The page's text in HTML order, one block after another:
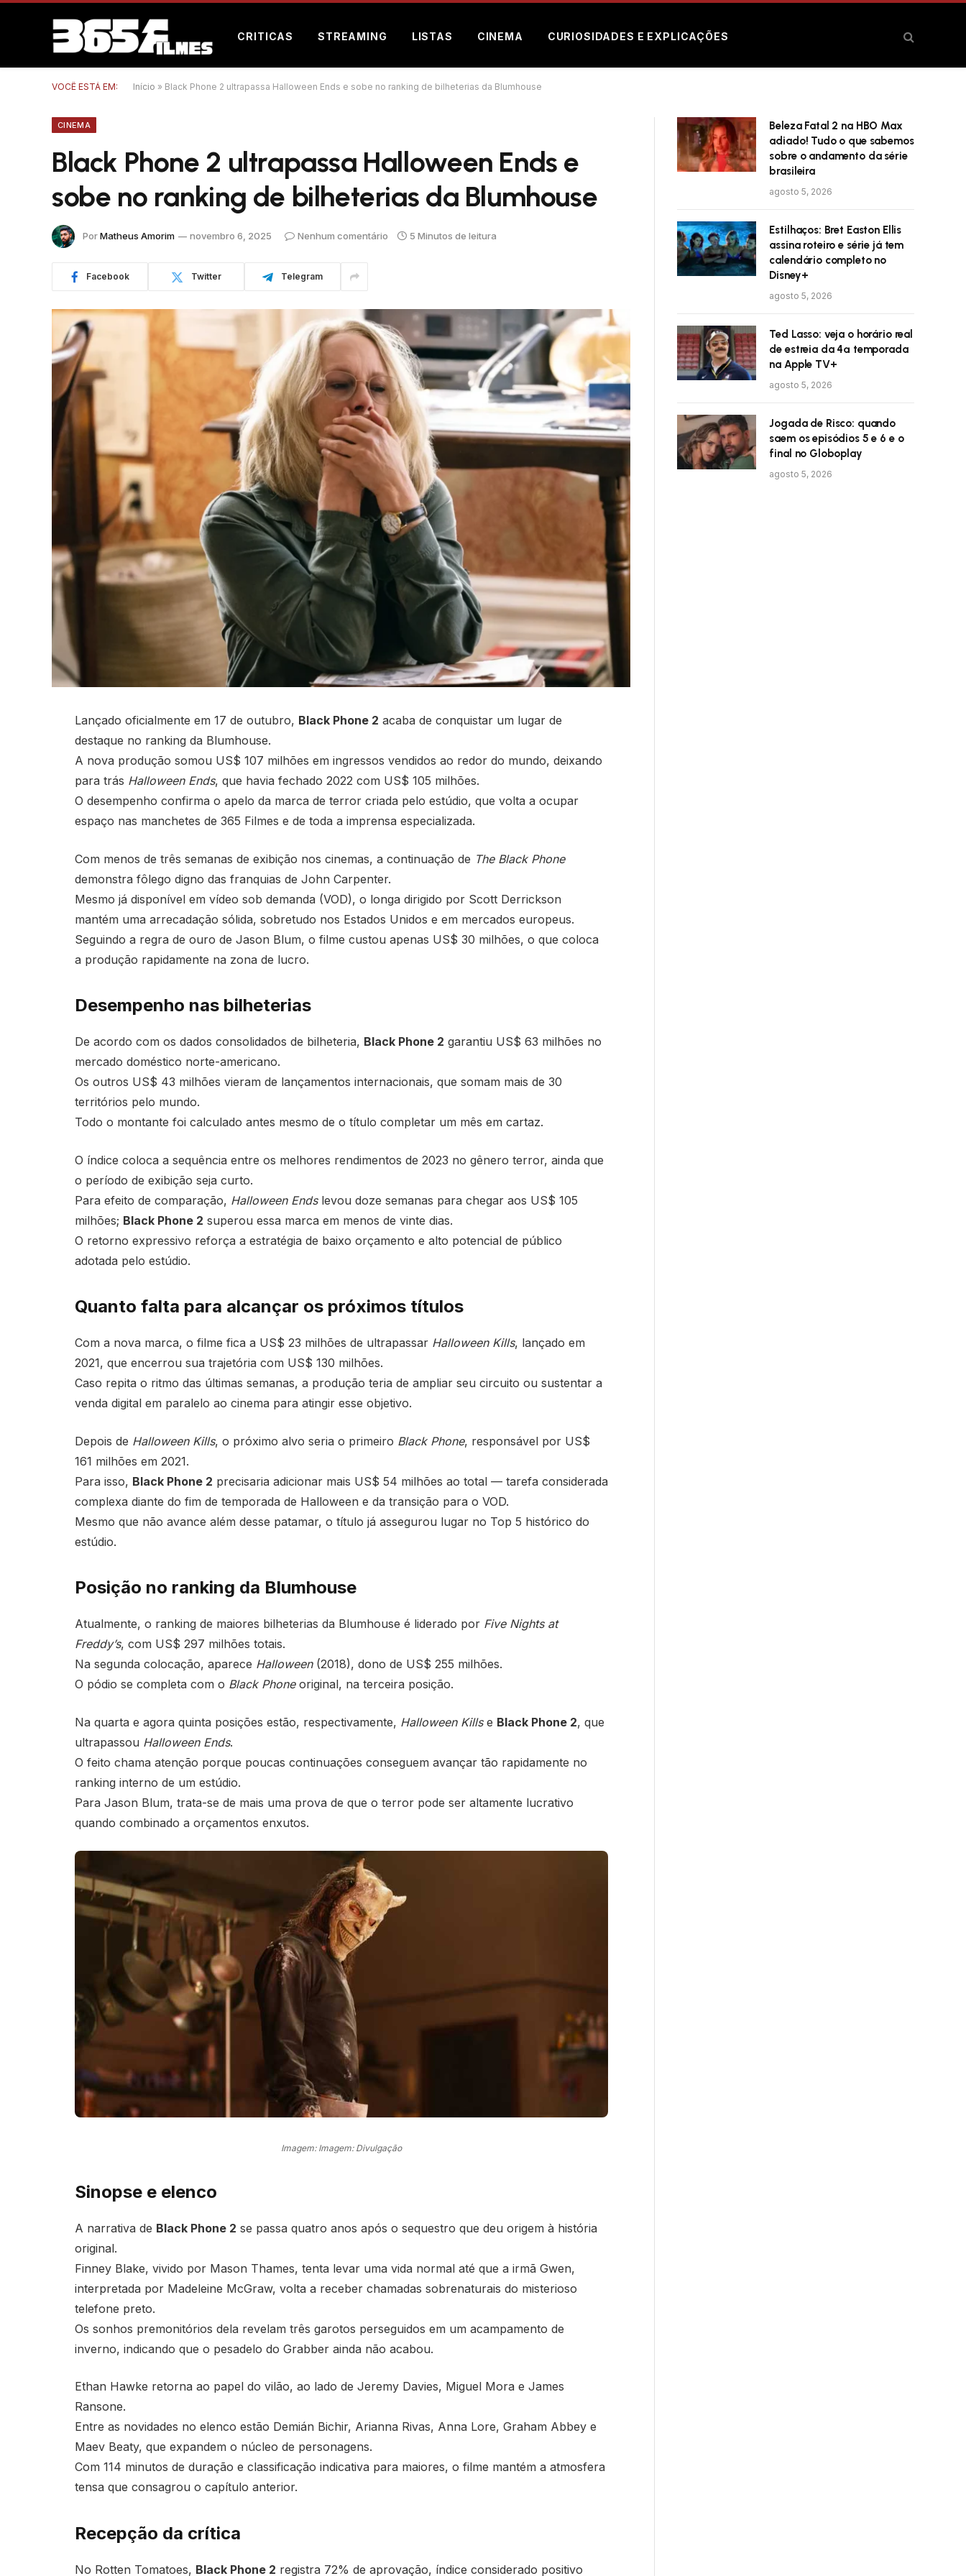
CRITICAS STREAMING LISTAS CINEMA CURIOSIDADES E EXPLICAÇÕES
VOCÊ ESTÁ EM: Início » Black Phone 2 ultrapassa Halloween Ends e sobe no ranking de bilheterias da Blumhouse
CINEMA
Black Phone 2 ultrapassa Halloween Ends e
sobe no ranking de bilheterias da Blumhouse
PorMatheus Amorim novembro 6, 2025 Nenhum comentário 5 Minutos de leitura
Facebook Twitter Telegram
Lançado oficialmente em 17 de outubro, Black Phone 2 acaba de conquistar um lugar de
destaque no ranking da Blumhouse.
A nova produção somou US$ 107 milhões em ingressos vendidos ao redor do mundo, deixando
para trás Halloween Ends, que havia fechado 2022 com US$ 105 milhões.
O desempenho confirma o apelo da marca de terror criada pelo estúdio, que volta a ocupar
espaço nas manchetes de 365 Filmes e de toda a imprensa especializada.
Com menos de três semanas de exibição nos cinemas, a continuação de The Black Phone
demonstra fôlego digno das franquias de John Carpenter.
Mesmo já disponível em vídeo sob demanda (VOD), o longa dirigido por Scott Derrickson
mantém uma arrecadação sólida, sobretudo nos Estados Unidos e em mercados europeus.
Seguindo a regra de ouro de Jason Blum, o filme custou apenas US$ 30 milhões, o que coloca
a produção rapidamente na zona de lucro.
Desempenho nas bilheterias
De acordo com os dados consolidados de bilheteria, Black Phone 2 garantiu US$ 63 milhões no
mercado doméstico norte-americano.
Os outros US$ 43 milhões vieram de lançamentos internacionais, que somam mais de 30
territórios pelo mundo.
Todo o montante foi calculado antes mesmo de o título completar um mês em cartaz.
O índice coloca a sequência entre os melhores rendimentos de 2023 no gênero terror, ainda que
o período de exibição seja curto.
Para efeito de comparação, Halloween Endslevou doze semanas para chegar aos US$ 105
milhões; Black Phone 2 superou essa marca em menos de vinte dias.
O retorno expressivo reforça a estratégia de baixo orçamento e alto potencial de público
adotada pelo estúdio.
Quanto falta para alcançar os próximos títulos
Com a nova marca, o filme fica a US$ 23 milhões de ultrapassar Halloween Kills, lançado em
2021, que encerrou sua trajetória com US$ 130 milhões.
Caso repita o ritmo das últimas semanas, a produção teria de ampliar seu circuito ou sustentar a
venda digital em paralelo ao cinema para atingir esse objetivo.
Depois de Halloween Kills, o próximo alvo seria o primeiro Black Phone, responsável por US$
161 milhões em 2021.
Para isso, Black Phone 2 precisaria adicionar mais US$ 54 milhões ao total — tarefa considerada
complexa diante do fim de temporada de Halloween e da transição para o VOD.
Mesmo que não avance além desse patamar, o título já assegurou lugar no Top 5 histórico do
estúdio.
Posição no ranking da Blumhouse
Atualmente, o ranking de maiores bilheterias da Blumhouse é liderado por Five Nights at
Freddy’s, com US$ 297 milhões totais.
Na segunda colocação, aparece Halloween(2018), dono de US$ 255 milhões.
O pódio se completa com o Black Phoneoriginal, na terceira posição.
Na quarta e agora quinta posições estão, respectivamente, Halloween Killse Black Phone 2, que
ultrapassou Halloween Ends.
O feito chama atenção porque poucas continuações conseguem avançar tão rapidamente no
ranking interno de um estúdio.
Para Jason Blum, trata-se de mais uma prova de que o terror pode ser altamente lucrativo
quando combinado a orçamentos enxutos.
Imagem: Imagem: Divulgação
Sinopse e elenco
A narrativa de Black Phone 2 se passa quatro anos após o sequestro que deu origem à história
original.
Finney Blake, vivido por Mason Thames, tenta levar uma vida normal até que a irmã Gwen,
interpretada por Madeleine McGraw, volta a receber chamadas sobrenaturais do misterioso
telefone preto.
Os sonhos premonitórios dela revelam três garotos perseguidos em um acampamento de
inverno, indicando que o pesadelo do Grabber ainda não acabou.
Ethan Hawke retorna ao papel do vilão, ao lado de Jeremy Davies, Miguel Mora e James
Ransone.
Entre as novidades no elenco estão Demián Bichir, Arianna Rivas, Anna Lore, Graham Abbey e
Maev Beaty, que expandem o núcleo de personagens.
Com 114 minutos de duração e classificação indicativa para maiores, o filme mantém a atmosfera
tensa que consagrou o capítulo anterior.
Recepção da crítica
No Rotten Tomatoes, Black Phone 2 registra 72% de aprovação, índice considerado positivo
Beleza Fatal 2 na HBO Max
adiado! Tudo o que sabemos
sobre o andamento da série
brasileira
agosto 5, 2026
Estilhaços: Bret Easton Ellis
assina roteiro e série já tem
calendário completo no
Disney+
agosto 5, 2026
Ted Lasso: veja o horário real
de estreia da 4ª temporada
na Apple TV+
agosto 5, 2026
Jogada de Risco: quando
saem os episódios 5 e 6 e o
final no Globoplay
agosto 5, 2026